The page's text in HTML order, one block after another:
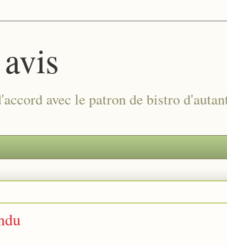
avec le patron de bistro